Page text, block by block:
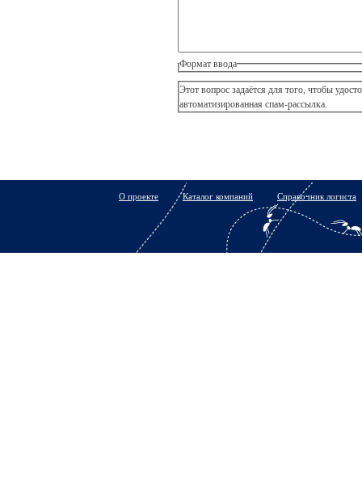
Формат ввода
Этот вопрос задаётся для того, чтобы
автоматизированная спам-рассылка.
О проекте Каталог компаний Справочник логиста